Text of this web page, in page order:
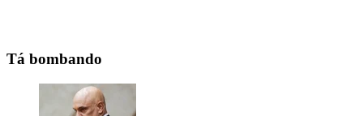
Tá bombando